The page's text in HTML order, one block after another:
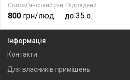
Солом'янський р-н, Відрадний
800 грн/люд. до 35 о.
Інформація
Контакти
Для власників приміщень